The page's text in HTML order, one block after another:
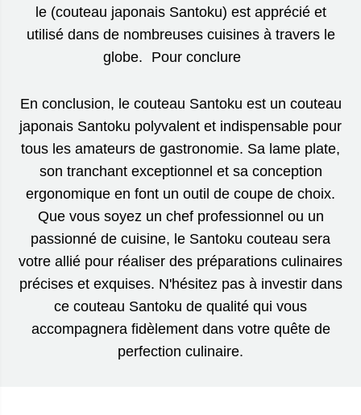
le (couteau japonais Santoku) est apprécié et
utilisé dans de nombreuses cuisines à travers le
globe. Pour conclure
En conclusion, le couteau Santoku est un couteau
japonais Santoku polyvalent et indispensable pour
tous les amateurs de gastronomie. Sa lame plate,
son tranchant exceptionnel et sa conception
ergonomique en font un outil de coupe de choix.
Que vous soyez un chef professionnel ou un
passionné de cuisine, le Santoku couteau sera
votre allié pour réaliser des préparations culinaires
précises et exquises. N'hésitez pas à investir dans
ce couteau Santoku de qualité qui vous
accompagnera fidèlement dans votre quête de
perfection culinaire.